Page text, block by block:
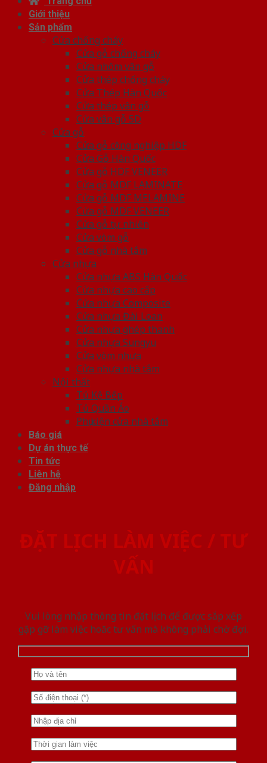
Giới thiệu
Sản phẩm
Cửa chống cháy
Cửa gỗ chống cháy
Cửa nhôm vân gỗ
Cửa thép chống cháy
Cửa Thép Hàn Quốc
Cửa thép vân gỗ
Cửa vân gỗ 5D
Cửa gỗ
Cửa gỗ công nghiệp HDF
Cửa Gỗ Hàn Quốc
Cửa gỗ HDF VENEER
Cửa gỗ MDF LAMINATE
Cửa gỗ MDF MELAMINE
Cửa gỗ MDF VENEER
Cửa gỗ tự nhiên
Cửa vòm gỗ
Cửa gỗ nhà tắm
Cửa nhựa
Cửa nhựa ABS Hàn Quốc
Cửa nhựa cao cấp
Cửa nhựa Composite
Cửa nhựa Đài Loan
Cửa nhựa ghép thanh
Cửa nhựa Sungyu
Cửa vòm nhựa
Cửa nhựa nhà tắm
Nội thất
Tủ Kệ Bếp
Tủ Quần Áo
Phụ kiện cửa nhà tắm
Báo giá
Dự án thực tế
Tin tức
Liên hệ
Đăng nhập
ĐẶT LỊCH LÀM VIỆC / TƯ
VẤN
Vui lòng nhập thông tin đặt lịch để được sắp xếp
gặp gỡ làm việc hoăc tư vấn mà không phải chờ đợi.